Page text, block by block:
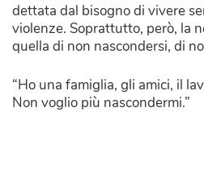
dettata dal bisogno di vivere
violenze. Soprattutto, però, la
quella di non nascondersi, di
“Ho una famiglia, gli amici, il
Non voglio più nascondermi.”